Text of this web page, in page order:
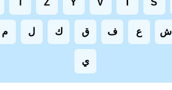
S
T
V
Y
Z
ش ع ف ق ك ل م
ي